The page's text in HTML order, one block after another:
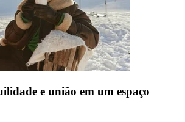
e união em um espaço